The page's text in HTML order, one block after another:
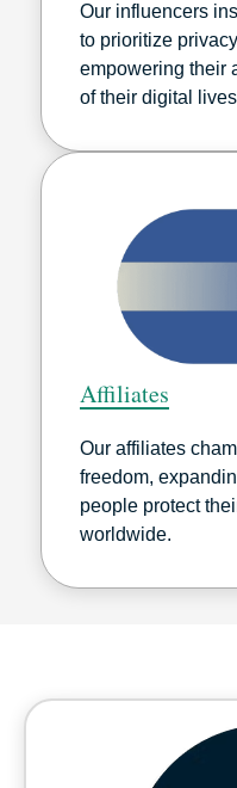
Our influencers
to prioritize
empowering their
of their digital
Affiliates
Our affiliates
freedom,
people protect
worldwide.